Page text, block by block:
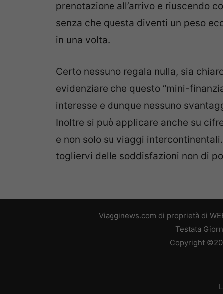
prenotazione all’arrivo e riuscendo
senza che questa diventi un peso
in una volta.
Certo nessuno regala nulla, sia
evidenziare che questo “mini-
interesse e dunque nessuno
Inoltre si può applicare anche su
e non solo su viaggi
togliervi delle soddisfazioni non di
Viagginews.com di proprietà di
Testata
Copyright